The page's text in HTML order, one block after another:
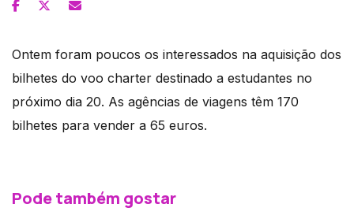
Ontem foram poucos os interessados na aquisição dos
bilhetes do voo charter destinado a estudantes no
próximo dia 20. As agências de viagens têm 170
bilhetes para vender a 65 euros.
Pode também gostar